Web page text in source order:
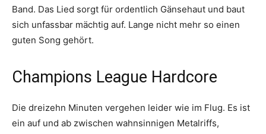
Band. Das Lied sorgt für ordentlich Gänsehaut und baut
sich unfassbar mächtig auf. Lange nicht mehr so einen
guten Song gehört.
Champions League Hardcore
Die dreizehn Minuten vergehen leider wie im Flug. Es ist
ein auf und ab zwischen wahnsinnigen Metalriffs,